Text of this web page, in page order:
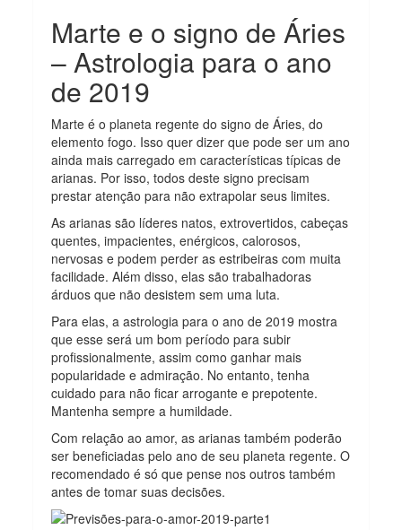
Marte e o signo de Áries
– Astrologia para o ano
de 2019
Marte é o planeta regente do signo de Áries, do
elemento fogo. Isso quer dizer que pode ser um ano
ainda mais carregado em características típicas de
arianas. Por isso, todos deste signo precisam
prestar atenção para não extrapolar seus limites.
As arianas são líderes natos, extrovertidos, cabeças
quentes, impacientes, enérgicos, calorosos,
nervosas e podem perder as estribeiras com muita
facilidade. Além disso, elas são trabalhadoras
árduos que não desistem sem uma luta.
Para elas, a astrologia para o ano de 2019 mostra
que esse será um bom período para subir
profissionalmente, assim como ganhar mais
popularidade e admiração. No entanto, tenha
cuidado para não ficar arrogante e prepotente.
Mantenha sempre a humildade.
Com relação ao amor, as arianas também poderão
ser beneficiadas pelo ano de seu planeta regente. O
recomendado é só que pense nos outros também
antes de tomar suas decisões.